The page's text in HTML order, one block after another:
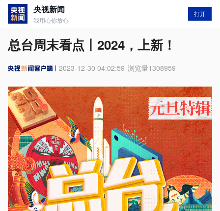
央视新闻
我用心你放心
打开
总台周末看点丨2024，上新！
2023-12-30 04:02:59 浏览量1308959